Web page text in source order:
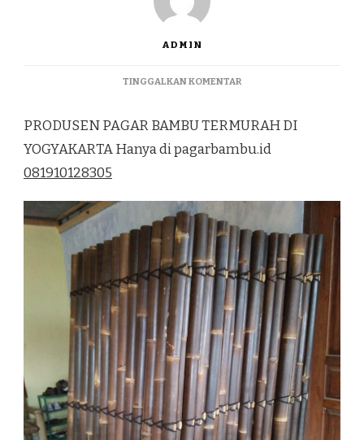
ADMIN
TINGGALKAN KOMENTARPADA
BAMBU
TERMURAH
PRODUSEN PAGAR BAMBU TERMURAH DI
YOGYAKARTA Hanya di pagarbambu.id
081910128305